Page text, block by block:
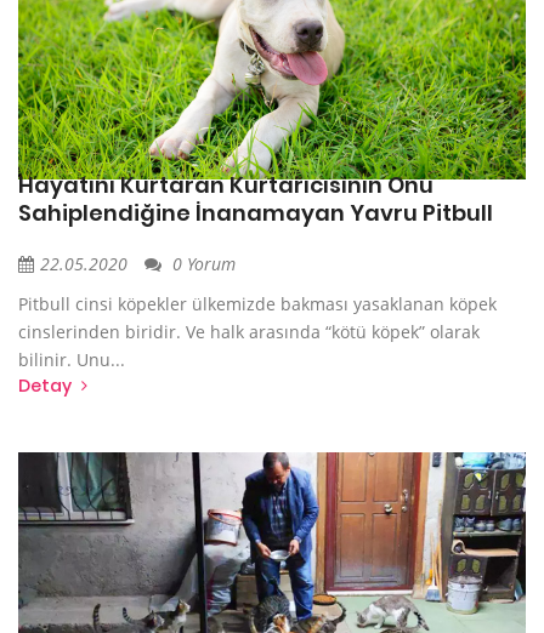
Hayatını Kurtaran Kurtarıcısının Onu
Sahiplendiğine İnanamayan Yavru Pitbull
22.05.2020
0 Yorum
Pitbull cinsi köpekler ülkemizde bakması yasaklanan köpek
cinslerinden biridir. Ve halk arasında “kötü köpek” olarak
bilinir. Unu...
Detay